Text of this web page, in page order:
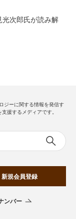
光次郎氏が読み解
ジーに関する情報を発信す
援するメディアです。
新規会員登録
ンバー